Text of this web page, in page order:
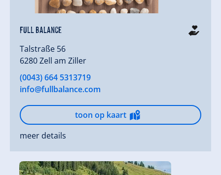
Full Balance
Talstraße 56
6280 Zell am Ziller
(0043) 664 5313719
info@fullbalance.com
toon op kaart
meer details